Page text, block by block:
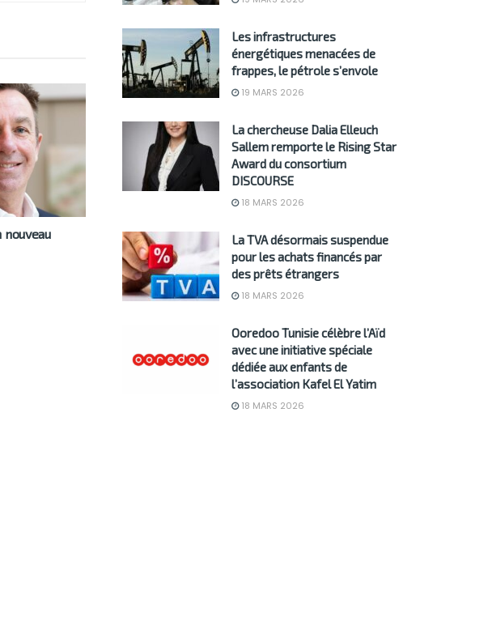
nouveau
Les infrastructures
énergétiques menacées de
frappes, le pétrole s’envole
19 MARS 2026
La chercheuse Dalia Elleuch
Sallem remporte le Rising Star
Award du consortium
DISCOURSE
18 MARS 2026
La TVA désormais suspendue
pour les achats financés par
des prêts étrangers
18 MARS 2026
Ooredoo Tunisie célèbre l’Aïd
avec une initiative spéciale
dédiée aux enfants de
l’association Kafel El Yatim
18 MARS 2026